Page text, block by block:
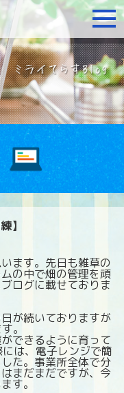
障がいをお持ちの方へ
】
ます。先日も雑草の
の中で畑の管理を頑
ログに載せておりま
が続いておりますが
。
できるように育って
は、電子レンジで簡
た。事業所全体で分
まだまだですが、今
す。